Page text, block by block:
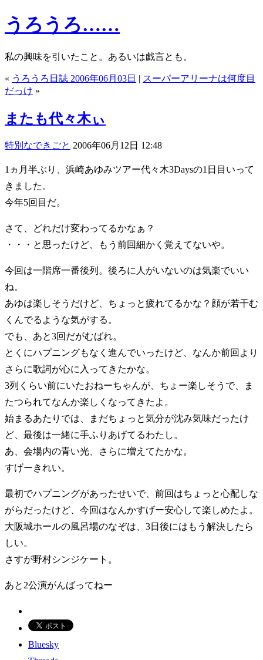
うろうろ……
私の興味を引いたこと。あるいは戯言とも。
« うろうろ日誌 2006年06月03日 | スーパーアリーナは何度目
だっけ »
またも代々木ぃ
特別なできごと 2006年06月12日 12:48
1ヵ月半ぶり、浜崎あゆみツアー代々木3Daysの1日目いって
きました。
今年5回目だ。
さて、どれだけ変わってるかなぁ？
・・・と思ったけど、もう前回細かく覚えてないや。
今回は一階席一番後列。後ろに人がいないのは気楽でいい
ね。
あゆは楽しそうだけど、ちょっと疲れてるかな？顔が若干む
くんでるような気がする。
でも、あと3回だがむばれ。
とくにハプニングもなく進んでいったけど、なんか前回より
さらに歌詞が心に入ってきたかな。
3列くらい前にいたおねーちゃんが、ちょー楽しそうで、ま
たつられてなんか楽しくなってきたよ。
始まるあたりでは、まだちょっと気分が沈み気味だったけ
ど、最後は一緒に手ふりあげてるわたし。
あ、会場内の青い光、さらに増えてたかな。
すげーきれい。
最初でハプニングがあったせいで、前回はちょっと心配しな
がらだったけど、今回はなんかすげー安心して楽しめたよ。
大阪城ホールの風呂場のなぞは、3日後にはもう解決したら
しい。
さすが野村シンジケート。
あと2公演がんばってねー
Bluesky